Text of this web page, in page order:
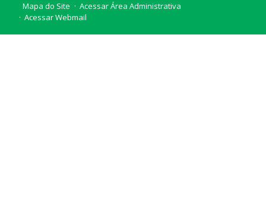
Mapa do Site
Acessar Área Administrativa
Acessar Webmail